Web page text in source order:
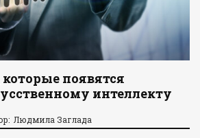
появятся
интеллекту
Людмила Заглада